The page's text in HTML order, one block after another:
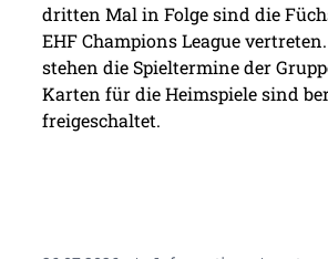
dritten Mal in Folge sind die
EHF Champions League
stehen die Spieltermine der
Karten für die Heimspiele sind
freigeschaltet.